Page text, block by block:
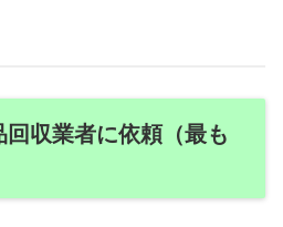
収業者に依頼（最も